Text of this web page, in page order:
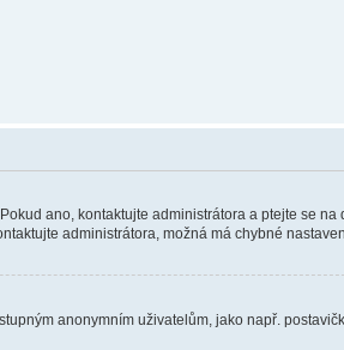
ano, kontaktujte administrátora a ptejte se na
administrátora, možná má chybné
anonymním uživatelům, jako např.